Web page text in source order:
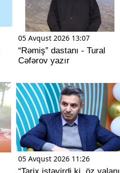
05 Avqust 2026 13:07
“Rəmiş” dastanı - Tural
Cəfərov yazır
05 Avqust 2026 11:26